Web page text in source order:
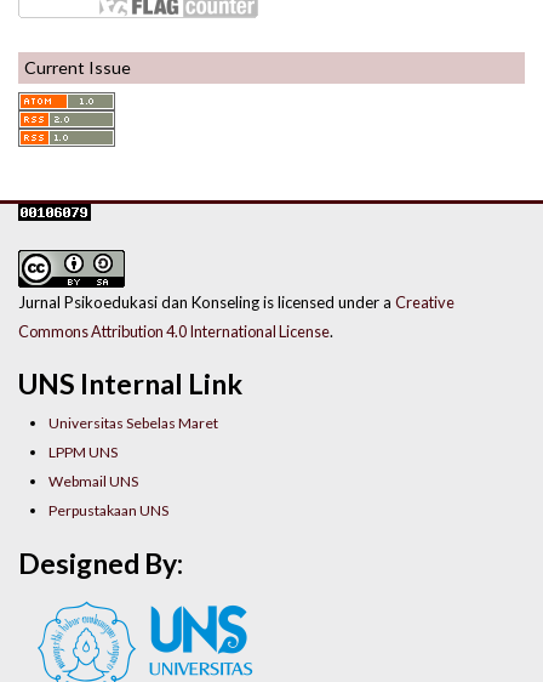
Current Issue
UNS Internal Link
Universitas Sebelas Maret
LPPM UNS
Webmail UNS
Perpustakaan UNS
Jurnal Psikoedukasi dan Konseling is licensed under a Creative
Commons Attribution 4.0 International License.
Designed By: